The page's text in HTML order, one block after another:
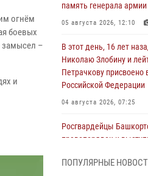
огнём
боевых
замысел –
и
память генерала
05 августа 2026, 12:10
В этот день, 16 лет
Николаю Злобину и
Петрачкову присвоено
Российской Федерации
04 августа 2026, 07:25
Росгвардейцы
правопорядок и
ПОПУЛЯРНЫЕ